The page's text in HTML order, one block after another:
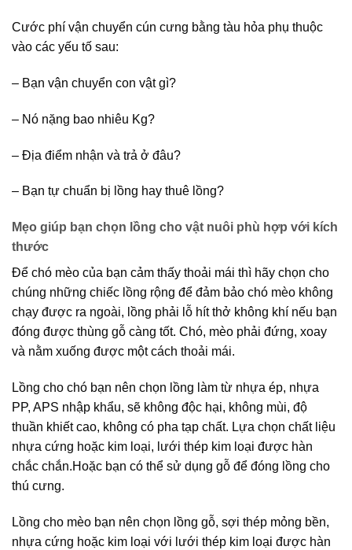
Cước phí vận chuyển cún cưng bằng tàu hỏa phụ thuộc
vào các yếu tố sau:
– Bạn vận chuyển con vật gì?
– Nó nặng bao nhiêu Kg?
– Địa điểm nhận và trả ở đâu?
– Bạn tự chuẩn bị lồng hay thuê lồng?
Mẹo giúp bạn chọn lồng cho vật nuôi phù hợp với kích
thước
Để chó mèo của bạn cảm thấy thoải mái thì hãy chọn cho
chúng những chiếc lồng rộng để đảm bảo chó mèo không
chạy được ra ngoài, lồng phải lỗ hít thở không khí nếu bạn
đóng được thùng gỗ càng tốt. Chó, mèo phải đứng, xoay
và nằm xuống được một cách thoải mái.
Lồng cho chó bạn nên chọn lồng làm từ nhựa ép, nhựa
PP, APS nhập khẩu, sẽ không độc hại, không mùi, độ
thuần khiết cao, không có pha tạp chất. Lựa chọn chất liệu
nhựa cứng hoặc kim loại, lưới thép kim loại được hàn
chắc chắn.Hoặc bạn có thể sử dụng gỗ để đóng lồng cho
thú cưng.
Lồng cho mèo bạn nên chọn lồng gỗ, sợi thép mỏng bền,
nhựa cứng hoặc kim loại với lưới thép kim loại được hàn